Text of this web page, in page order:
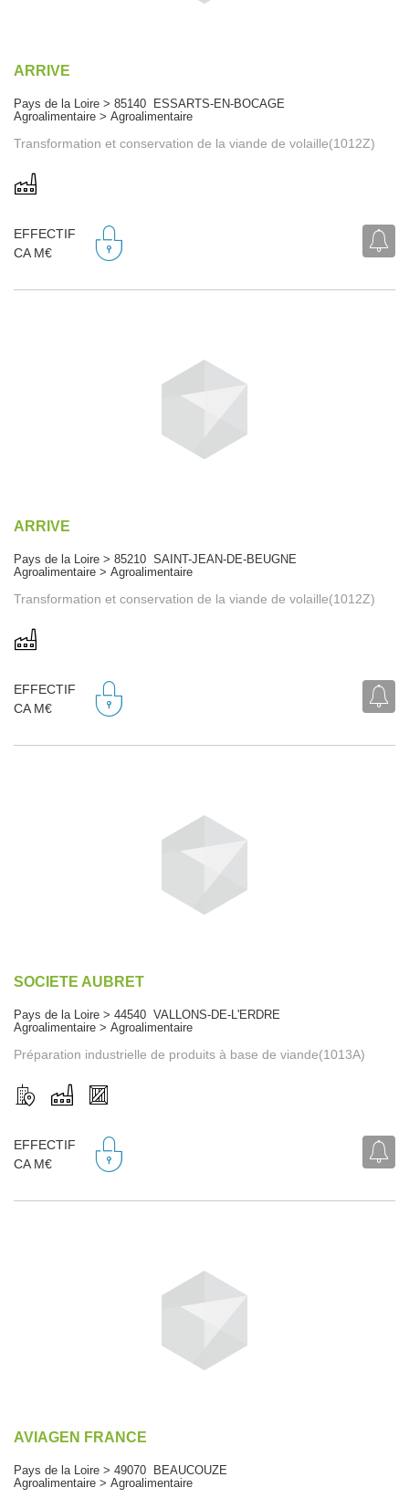
ARRIVE
Pays de la Loire > 85140 ESSARTS-EN-BOCAGE
Agroalimentaire > Agroalimentaire
Transformation et conservation de la viande de volaille(1012Z)
EFFECTIF
CA M€
ARRIVE
Pays de la Loire > 85210 SAINT-JEAN-DE-BEUGNE
Agroalimentaire > Agroalimentaire
Transformation et conservation de la viande de volaille(1012Z)
EFFECTIF
CA M€
SOCIETE AUBRET
Pays de la Loire > 44540 VALLONS-DE-L'ERDRE
Agroalimentaire > Agroalimentaire
Préparation industrielle de produits à base de viande(1013A)
EFFECTIF
CA M€
AVIAGEN FRANCE
Pays de la Loire > 49070 BEAUCOUZE
Agroalimentaire > Agroalimentaire